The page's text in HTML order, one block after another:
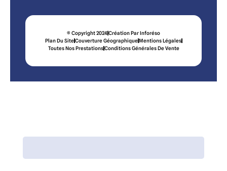
© Copyright 2024Création Par Inforéso
Plan Du SiteCouverture GéographiqueMentions Légales
Toutes Nos PrestationsConditions Générales De Vente